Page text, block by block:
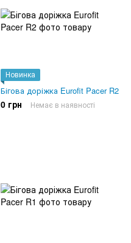
Новинка
Бігова доріжка Eurofit Pacer R2
0 грн Немає в наявності